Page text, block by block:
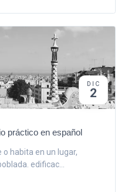
DIC
2
práctico en español
habita en un lugar,
edificac...